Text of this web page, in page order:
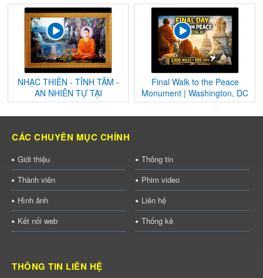
NHẠC THIỀN - TĨNH TÂM -
AN NHIÊN TỰ TẠI
Final Walk to the Peace
Monument | Washington, DC
CÁC CHUYÊN MỤC CHÍNH
Giới thiệu
Thông tin
Thành viên
Phim video
Hình ảnh
Liên hệ
Kết nối web
Thống kê
THÔNG TIN LIÊN HỆ